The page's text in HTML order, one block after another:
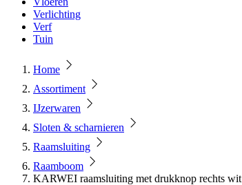
Verlichting
Verf
Tuin
Home
Assortiment
IJzerwaren
Sloten & scharnieren
Raamsluiting
Raamboom
KARWEI raamsluiting met drukknop rechts wit